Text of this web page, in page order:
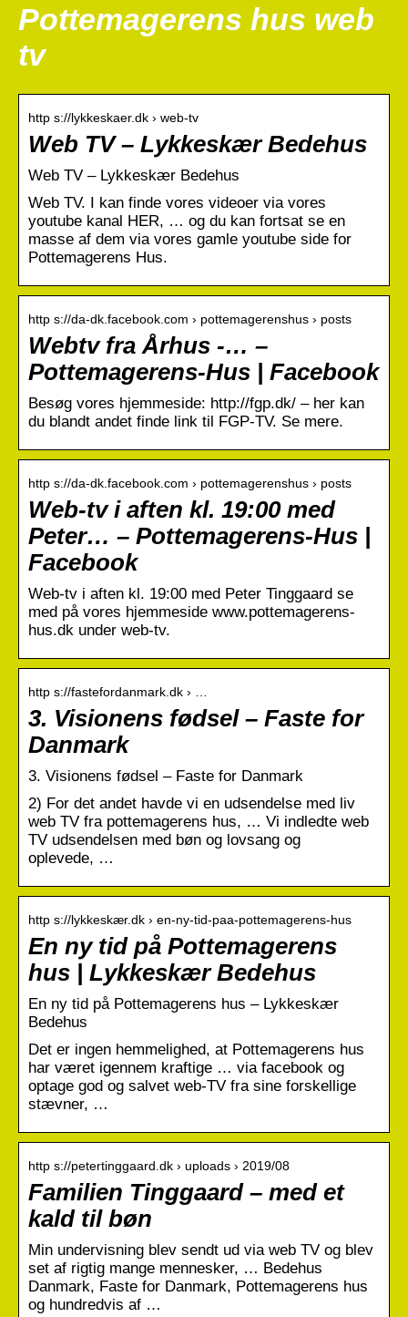
Pottemagerens hus web
tv
http s://lykkeskaer.dk › web-tv
Web TV – Lykkeskær Bedehus
Web TV – Lykkeskær Bedehus
Web TV. I kan finde vores videoer via vores
youtube kanal HER, … og du kan fortsat se en
masse af dem via vores gamle youtube side for
Pottemagerens Hus.
http s://da-dk.facebook.com › pottemagerenshus › posts
Webtv fra Århus -… –
Pottemagerens-Hus | Facebook
Besøg vores hjemmeside: http://fgp.dk/ – her kan
du blandt andet finde link til FGP-TV. Se mere.
http s://da-dk.facebook.com › pottemagerenshus › posts
Web-tv i aften kl. 19:00 med
Peter… – Pottemagerens-Hus |
Facebook
Web-tv i aften kl. 19:00 med Peter Tinggaard se
med på vores hjemmeside www.pottemagerens-
hus.dk under web-tv.
http s://fastefordanmark.dk › …
3. Visionens fødsel – Faste for
Danmark
3. Visionens fødsel – Faste for Danmark
2) For det andet havde vi en udsendelse med liv
web TV fra pottemagerens hus, … Vi indledte web
TV udsendelsen med bøn og lovsang og
oplevede, …
http s://lykkeskær.dk › en-ny-tid-paa-pottemagerens-hus
En ny tid på Pottemagerens
hus | Lykkeskær Bedehus
En ny tid på Pottemagerens hus – Lykkeskær
Bedehus
Det er ingen hemmelighed, at Pottemagerens hus
har været igennem kraftige … via facebook og
optage god og salvet web-TV fra sine forskellige
stævner, …
http s://petertinggaard.dk › uploads › 2019/08
Familien Tinggaard – med et
kald til bøn
Min undervisning blev sendt ud via web TV og blev
set af rigtig mange mennesker, … Bedehus
Danmark, Faste for Danmark, Pottemagerens hus
og hundredvis af …